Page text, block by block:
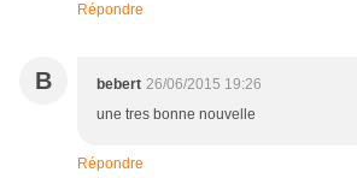
Répondre
B bebert 26/06/2015 19:26
une tres bonne nouvelle
Répondre